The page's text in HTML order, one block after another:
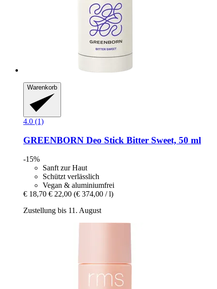
Warenkorb
4.0 (1)
GREENBORN Deo Stick Bitter Sweet, 50 ml
-15%
Sanft zur Haut
Schützt verlässlich
Vegan & aluminiumfrei
€ 18,70 € 22,00 (€ 374,00 / l)
Zustellung bis 11. August